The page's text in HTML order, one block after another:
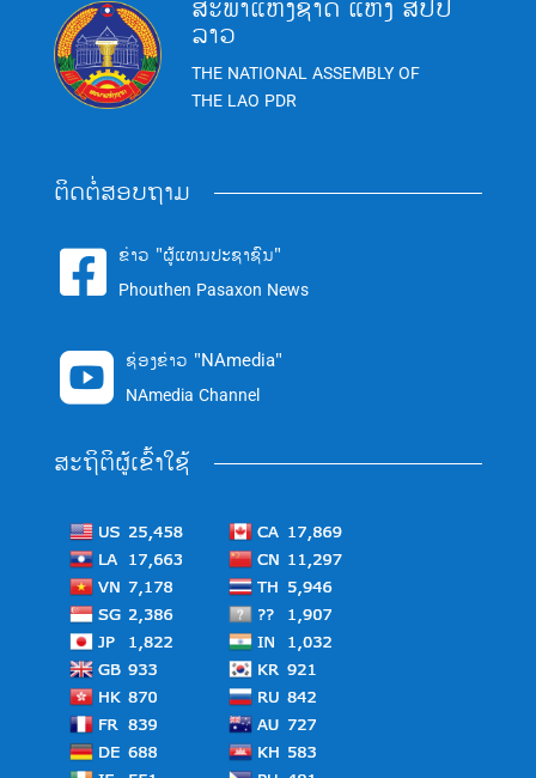
ສະພາແຫ່ງຊາດ ແຫ່ງ ສປປ
ລາວ
THE NATIONAL ASSEMBLY OF
THE LAO PDR
ຕິດຕໍ່ສອບຖາມ
 ຂ່າວ "ຜູ້ແທນປະຊາຊົນ"
Phouthen Pasaxon News
 ຊ່ອງຂ່າວ "NAmedia"
NAmedia Channel
ສະຖິຕິຜູ້ເຂົ້າໃຊ້